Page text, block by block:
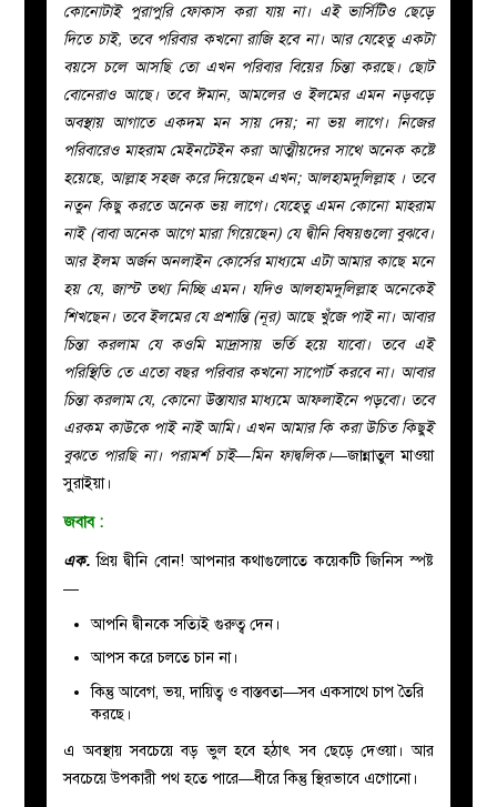
করুন
কোনোটাই পুরাপুরি ফোকাস করা যায় না। এই ভার্সিটিও ছেড়ে
দিতে চাই, তবে পরিবার কখনো রাজি হবে না। আর যেহেতু একটা
বয়সে চলে আসছি তো এখন পরিবার বিয়ের চিন্তা করছে। ছোট
বোনেরাও আছে। তবে ঈমান, আমলের ও ইলমের এমন নড়বড়ে
অবস্থায় আগাতে একদম মন সায় দেয়; না ভয় লাগে। নিজের
পরিবারেও মাহরাম মেইনটেইন করা আত্মীয়দের সাথে অনেক কষ্টে
হয়েছে, আল্লাহ সহজ করে দিয়েছেন এখন; আলহামদুলিল্লাহ । তবে
নতুন কিছু করতে অনেক ভয় লাগে। যেহেতু এমন কোনো মাহরাম
নাই (বাবা অনেক আগে মারা গিয়েছেন) যে দ্বীনি বিষয়গুলো বুঝবে।
আর ইলম অর্জন অনলাইন কোর্সের মাধ্যমে এটা আমার কাছে মনে
হয় যে, জাস্ট তথ্য নিচ্ছি এমন। যদিও আলহামদুলিল্লাহ অনেকেই
শিখছেন। তবে ইলমের যে প্রশান্তি (নূর) আছে খুঁজে পাই না। আবার
চিন্তা করলাম যে কওমি মাদ্রাসায় ভর্তি হয়ে যাবো। তবে এই
পরিস্থিতি তে এতো বছর পরিবার কখনো সাপোর্ট করবে না। আবার
চিন্তা করলাম যে, কোনো উস্তাযার মাধ্যমে আফলাইনে পড়বো। তবে
এরকম কাউকে পাই নাই আমি। এখন আমার কি করা উচিত কিছুই
বুঝতে পারছি না। পরামর্শ চাই—মিন ফাদ্বলিক।—জান্নাতুল মাওয়া
সুরাইয়া।
জবাব :
এক. প্রিয় দ্বীনি বোন! আপনার কথাগুলোতে কয়েকটি জিনিস স্পষ্ট
—
আপনি দ্বীনকে সত্যিই গুরুত্ব দেন।
আপস করে চলতে চান না।
কিন্তু আবেগ, ভয়, দায়িত্ব ও বাস্তবতা—সব একসাথে চাপ তৈরি
করছে।
এ অবস্থায় সবচেয়ে বড় ভুল হবে হঠাৎ সব ছেড়ে দেওয়া। আর
সবচেয়ে উপকারী পথ হতে পারে—ধীরে কিন্তু স্থিরভাবে এগোনো।